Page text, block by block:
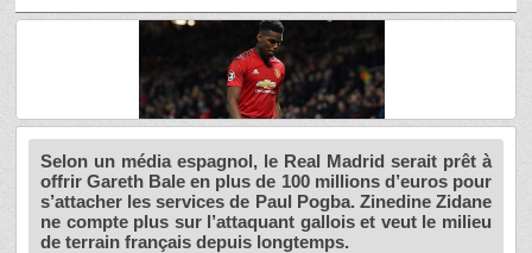
Selon un média espagnol, le Real Madrid serait prêt à
offrir Gareth Bale en plus de 100 millions d’euros pour
s’attacher les services de Paul Pogba. Zinedine Zidane
ne compte plus sur l’attaquant gallois et veut le milieu
de terrain français depuis longtemps.